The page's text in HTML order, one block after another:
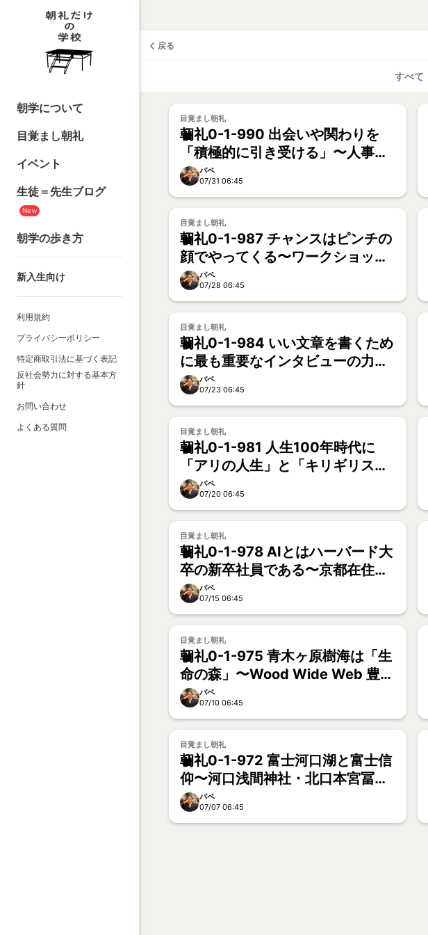
朝学について
目覚まし朝礼
イベント
生徒＝先生ブログ
New
朝学の歩き方
新入生向け
利用規約
プライバシーポリシー
特定商取引法に基づく表記
反社会勢力に対する基本方
針
お問い合わせ
よくある質問
戻る
すべて
目覚まし朝礼
朝礼0-1-990 出会いや関わりを
「積極的に引き受ける」〜人事を
尽くして天命を待つ【タパ】
パペ
07/31 06:45
目覚まし朝礼
朝礼0-1-987 チャンスはピンチの
顔でやってくる〜ワークショップ
デザイナーの活動【美容クリエイ
ター・KAE】
パペ
07/28 06:45
目覚まし朝礼
朝礼0-1-984 いい文章を書くため
に最も重要なインタビューの力〜
ブックライターへの道【ごう】
パペ
07/23 06:45
目覚まし朝礼
朝礼0-1-981 人生100年時代に
「アリの人生」と「キリギリスの
人生」、どちらを生きたいです
か？【大野誠一】
パペ
07/20 06:45
目覚まし朝礼
朝礼0-1-978 AIとはハーバード大
卒の新卒社員である〜京都在住の
AI起業家【うた】
パペ
07/15 06:45
目覚まし朝礼
朝礼0-1-975 青木ヶ原樹海は「生
命の森」〜Wood Wide Web 豊か
な森のコミュニティ【向谷太陽】
パペ
07/10 06:45
目覚まし朝礼
朝礼0-1-972 富士河口湖と富士信
仰〜河口浅間神社・北口本宮冨士
浅間神社【向谷太陽】
パペ
07/07 06:45